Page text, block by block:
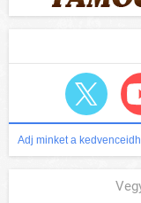
Adj minket a